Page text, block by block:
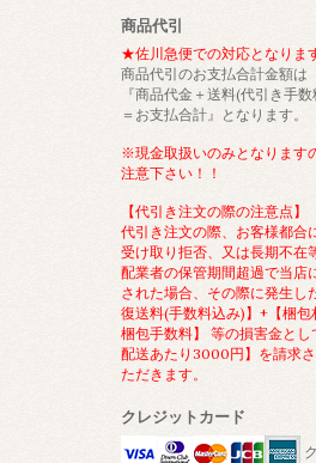
商品代引
★佐川急便での対応となりま
商品代引のお支払合計金額は
『商品代金＋送料(代引き手
＝お支払合計』となります。
※現金取扱いのみとなります
注意下さい！！
【代引き注文の際の注意点】
代引き注文の際、お客様都合
受け取り拒否、又は長期不在
配業者の保管期間超過で当店
された場合、その際に発生し
復送料(手数料込み)】+【梱包
梱包手数料】 等の損害金とし
配送あたり3000円】を請求
ただきます。
クレジットカード